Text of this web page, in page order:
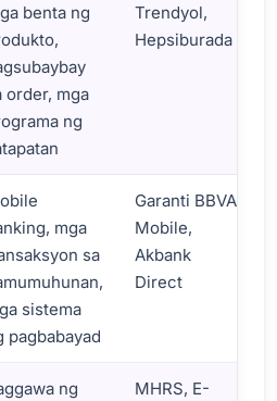
benta ng
order, mga
ng
Trendyol,
Hepsiburada
mga
sa
sistema
pagbabayad
Garanti BBVA
Mobile,
Akbank
Direct
ng
MHRS, E-